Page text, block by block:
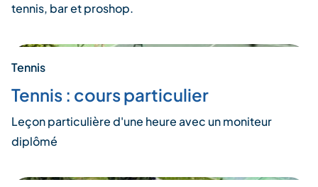
tennis, bar et proshop.
Tennis
Tennis : cours particulier
Leçon particulière d'une heure avec un moniteur
diplômé